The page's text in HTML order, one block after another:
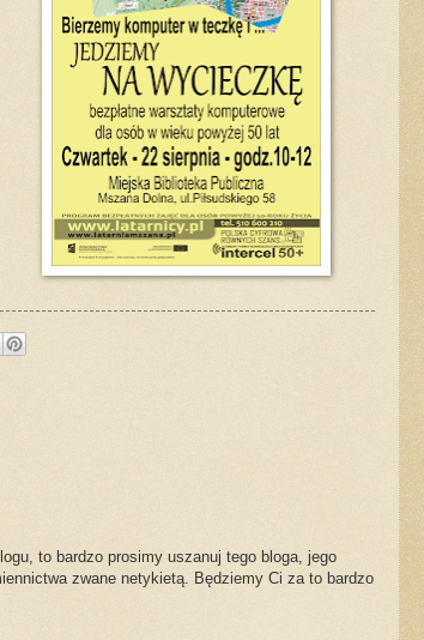
to bardzo prosimy uszanuj tego bloga, jego
zwane netykietą. Będziemy Ci za to bardzo